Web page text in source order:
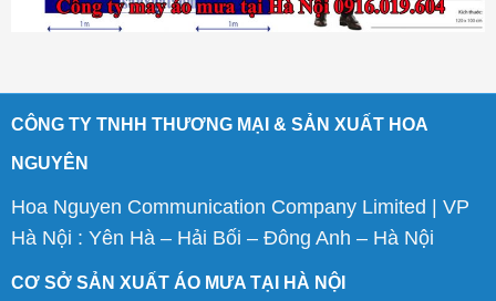
CÔNG TY TNHH THƯƠNG MẠI & SẢN XUẤT HOA
NGUYÊN
Hoa Nguyen Communication Company Limited | VP
Hà Nội : Yên Hà – Hải Bối – Đông Anh – Hà Nội
CƠ SỞ SẢN XUẤT ÁO MƯA TẠI HÀ NỘI